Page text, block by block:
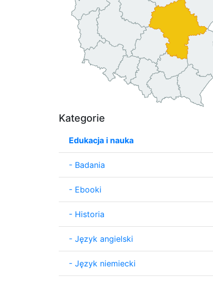
Kategorie
Edukacja i nauka
- Badania
- Ebooki
- Historia
- Język angielski
- Język niemiecki